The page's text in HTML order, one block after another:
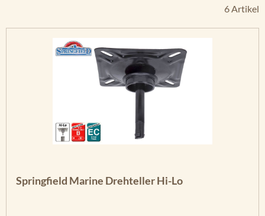
6 Artikel
Springfield Marine Drehteller Hi-Lo